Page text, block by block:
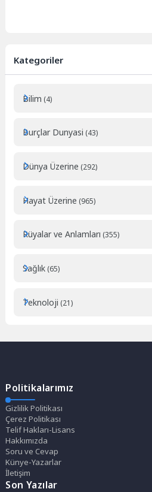
Kategoriler
Bilim (4)
Burçlar Dunyasi (43)
Dünya Üzerine (292)
Hayat Üzerine (965)
Rüyalar ve Anlamları (355)
Sağlık (65)
Teknoloji (21)
Politikalarımız
Gizlilik Politikası
Çerez Politikası
Telif Hakları-Lisans
Hakkımızda
Soru ve Cevap
Künye-Yazarlar
İletişim
Son Yazılar